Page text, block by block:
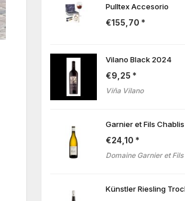
Pulltex Accesorio
€155,70
Vilano Black 2024
€9,25
Viña Vilano
Garnier et Fils
€24,10
Domaine Garnier et Fils
Künstler Riesling